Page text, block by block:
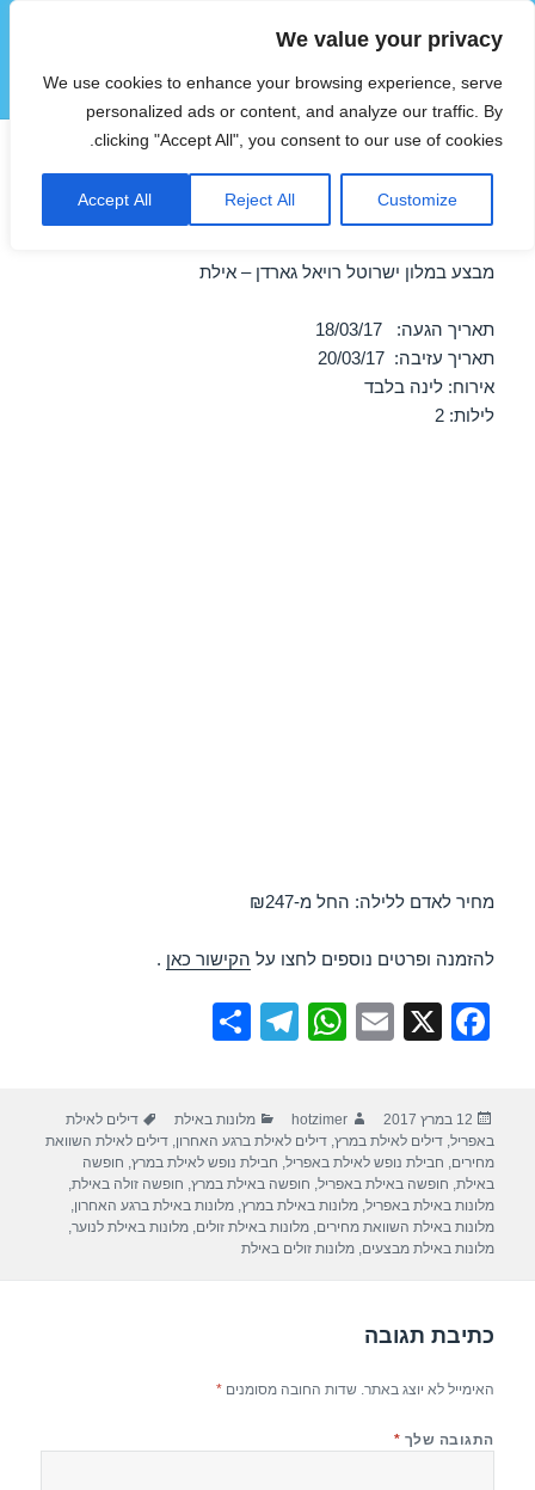
We value your privacy
We use cookies to enhance your browsing experience, serve
personalized ads or content, and analyze our traffic. By
clicking "Accept All", you consent to our use of cookies.
Customize
Reject All
Accept All
הוטצימר
תפריטים
ווידג'טים
חופשה במלון ישרוטל רויאל
גארדן – אילת 18/03/2017
מבצע במלון ישרוטל רויאל גארדן – אילת
תאריך הגעה: 18/03/17
תאריך עזיבה: 20/03/17
אירוח: לינה בלבד
לילות: 2
מחיר לאדם ללילה: החל מ-₪247
להזמנה ופרטים נוספים לחצו על הקישור כאן .
F
e
b
o
o
X
E
W
s
A
p
p
T
gr
a
m
e
פורסם
בתאריך
12 במרץ 2017 מחבר
hotzimer קטגוריות
מלונות באילת תגיות
דילים לאילת
באפריל,דילים לאילת במרץ,דילים לאילת ברגע האחרון,דילים לאילת השוואת
מחירים, חבילת נופש לאילת באפריל, חבילת נופש לאילת במרץ, חופשה
באילת, חופשה באילת באפריל, חופשה באילת במרץ, חופשה זולה באילת,
מלונות באילת באפריל,מלונות באילת במרץ,מלונות באילת ברגע האחרון,
מלונות באילת השוואת מחירים,מלונות באילת זולים,מלונות באילת לנוער,
מלונות באילת מבצעים,מלונות זולים באילת
כתיבת תגובה
האימייל לא יוצג באתר. שדות החובה מסומנים*
התגובה שלך *